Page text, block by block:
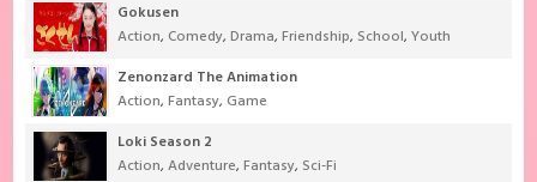
Gokusen
Action, Comedy,Drama,Friendship, School,Youth
Zenonzard The Animation
Action,Fantasy, Game
Loki Season 2
Action,Adventure,Fantasy, Sci-Fi